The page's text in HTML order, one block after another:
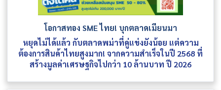
โอกาสทอง SME ไทย! บุกตลาดเมียนมา
หยุดไม่ได้แล้ว กับตลาดพม่าที่คู่แข่งยังน้อย แต่ความ
ต้องการสินค้าไทยสูงมาก! จากความสำเร็จในปี 2568 ที่
สร้างมูลค่าเศรษฐกิจไปกว่า 10 ล้านบาท ปี 2026